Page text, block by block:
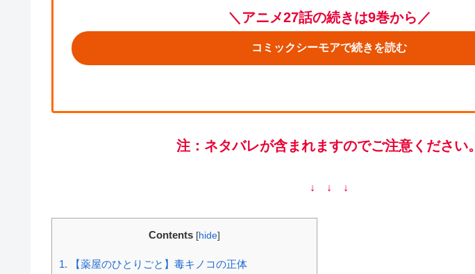
＼アニメ27話の続きは9巻から／
コミックシーモアで続きを読む
注：ネタバレが含まれますのでご注意ください。
↓ ↓ ↓
Contents [hide]
1. 【薬屋のひとりごと】毒キノコの正体